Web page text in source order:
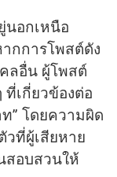
นอกเหนือ
กการโพสต์ดัง
ลอื่น ผู้โพสต์
เกี่ยวข้องต่อ
” โดยความผิด
ที่ผู้เสียหาย
สอบสวนให้